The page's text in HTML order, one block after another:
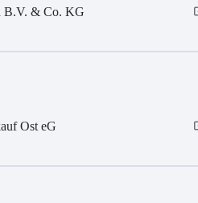
B.V. & Co. KG
Ost eG